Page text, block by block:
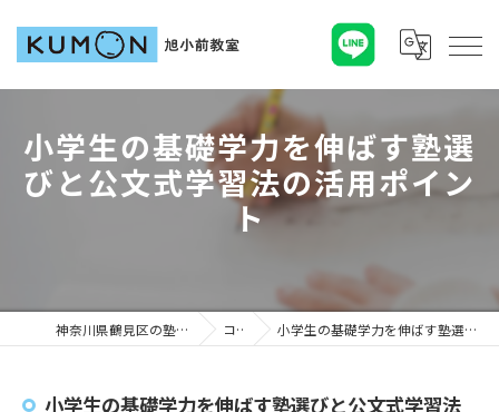
小学生の基礎学力を伸ばす塾選
びと公文式学習法の活用ポイン
ト
神奈川県鶴見区の塾ならKUMON旭小前教室 コラム 小学生の基礎学力を伸ばす塾選びと公文式学習法の活用ポイント
小学生の基礎学力を伸ばす塾選びと公文式学習法